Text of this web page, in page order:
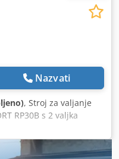
Nazvati
, Stroj za valjanje
RP30B s 2 valjka
novi Siemens PLC
skladištu u
probni rad Mimu